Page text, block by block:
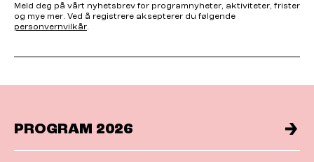
Meld deg på vårt nyhetsbrev for programnyheter, aktiviteter, frister
og mye mer. Ved å registrere aksepterer du følgende
personvernvilkår.
PROGRAM 2026